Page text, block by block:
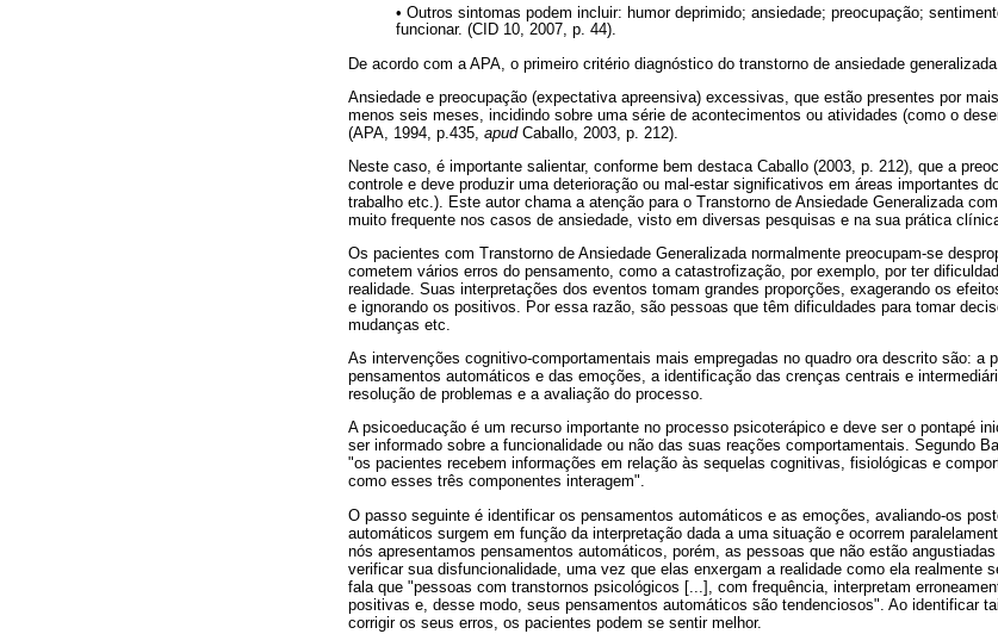
• Outros sintomas podem incluir: humor deprimido; ansiedade; preocupação;
funcionar. (CID 10, 2007, p. 44).
De acordo com a APA, o primeiro critério diagnóstico do transtorno de ansiedade
Ansiedade e preocupação (expectativa apreensiva) excessivas, que estão presentes por
menos seis meses, incidindo sobre uma série de acontecimentos ou atividades (como o
(APA, 1994, p.435, apud Caballo, 2003, p. 212).
Neste caso, é importante salientar, conforme bem destaca Caballo (2003, p. 212), que a
controle e deve produzir uma deterioração ou mal-estar significativos em áreas importantes
trabalho etc.). Este autor chama a atenção para o Transtorno de Ansiedade Generalizada
muito frequente nos casos de ansiedade, visto em diversas pesquisas e na sua prática
Os pacientes com Transtorno de Ansiedade Generalizada normalmente preocupam-se
cometem vários erros do pensamento, como a catastrofização, por exemplo, por ter
realidade. Suas interpretações dos eventos tomam grandes proporções, exagerando os
e ignorando os positivos. Por essa razão, são pessoas que têm dificuldades para tomar
mudanças etc.
As intervenções cognitivo-comportamentais mais empregadas no quadro ora descrito são: a
pensamentos automáticos e das emoções, a identificação das crenças centrais e
resolução de problemas e a avaliação do processo.
A psicoeducação é um recurso importante no processo psicoterápico e deve ser o pontapé
ser informado sobre a funcionalidade ou não das suas reações comportamentais. Segundo
"os pacientes recebem informações em relação às sequelas cognitivas, fisiológicas e
como esses três componentes interagem".
O passo seguinte é identificar os pensamentos automáticos e as emoções, avaliando-os
automáticos surgem em função da interpretação dada a uma situação e ocorrem
nós apresentamos pensamentos automáticos, porém, as pessoas que não estão
verificar sua disfuncionalidade, uma vez que elas enxergam a realidade como ela realmente
fala que "pessoas com transtornos psicológicos [...], com frequência, interpretam
positivas e, desse modo, seus pensamentos automáticos são tendenciosos". Ao identificar
corrigir os seus erros, os pacientes podem se sentir melhor.